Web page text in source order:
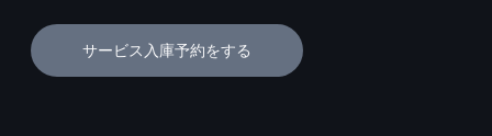
サービス入庫予約をする